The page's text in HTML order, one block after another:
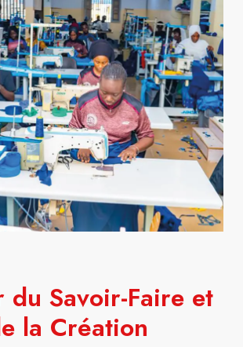
du Savoir-Faire et
la Création